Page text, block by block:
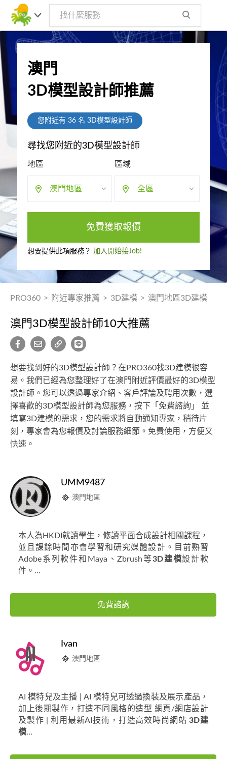
澳門
3D模型設計師推薦
您附近有 36名 3D模型設計師
尋找您附近的3D模型設計師
地區
澳門地區
區域
全區
免費獲取報價
想要提供此項服務？ 加入開始接Job!
PRO360 > 附近專家推薦 > 3D建模 > 澳門地區3D建模
澳門3D模型設計師10大推薦
想要找到好的3D模型設計師？在PRO360找3D建模很容
易。我們已經為您整理好了在澳門附近評價最好的3D模型
設計師。您可以透過專家介紹、客戶評論及聘用次數，選
擇喜歡的3D模型設計師為您服務，按下「免費諮詢」 並
填寫3D建模的需求，您的需求將自動通知專家，稍待片
刻，專家會為您報價及討論服務細節。免費使用，方便又
快速。
UMM9487
澳門地區
本人為HKDI就讀學生，修讀平面合成設計相關課程，
並且課餘時間亦會學習和研究媒體設計。目前熟習
Adobe系列軟件和Maya、Zbrush等3D建模設計軟
件。...
免費諮詢
Ivan
澳門地區
AI 模特兒及主播 | AI 模特兒可透過換裝及展示產品，
加上後期製作，打造不同風格的造型 網頁/網店設計
及製作 | 利用最新AI技術，打造高效時尚網站3D建
模...